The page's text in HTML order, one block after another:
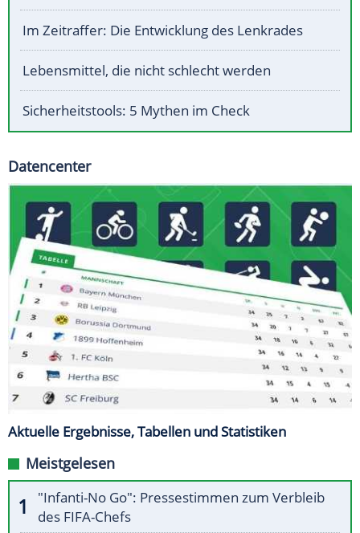
Im Zeitraffer: Die Entwicklung des Lenkrades
Lebensmittel, die nicht schlecht werden
Sicherheitstools: 5 Mythen im Check
Datencenter
Aktuelle Ergebnisse, Tabellen und Statistiken
Meistgelesen
"Infanti-No Go": Pressestimmen zum Verbleib
des FIFA-Chefs